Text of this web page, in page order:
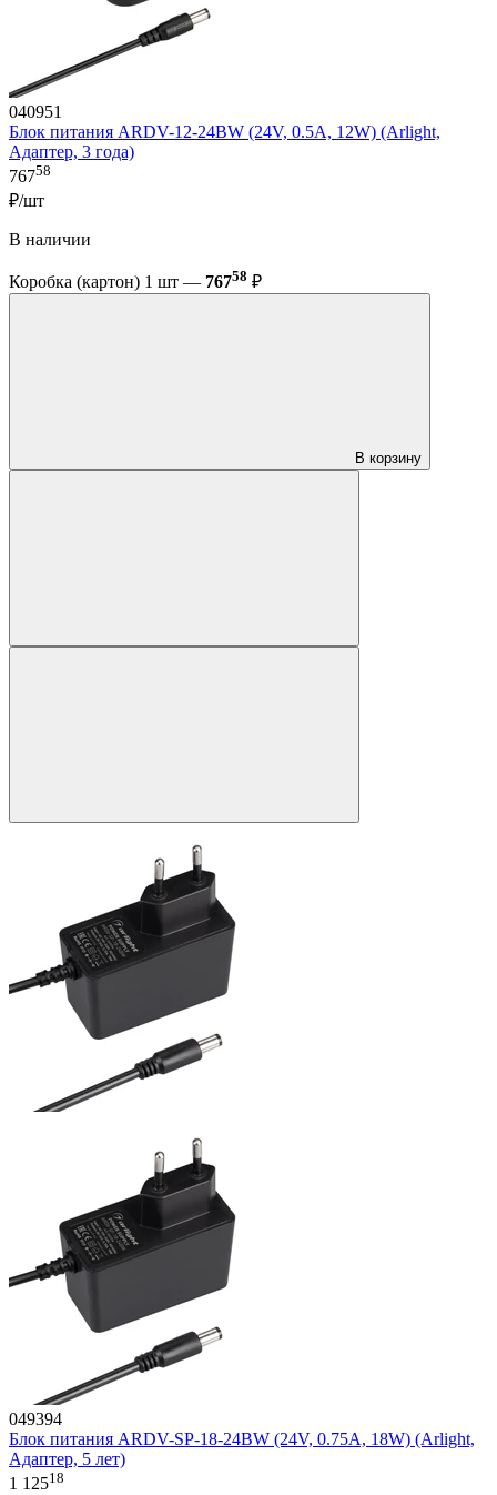
040951
Блок питания ARDV-12-24BW (24V, 0.5A, 12W) (Arlight,
Адаптер, 3 года)
76758
₽/шт
В наличии
Коробка (картон) 1 шт — 76758 ₽
В корзину
049394
Блок питания ARDV-SP-18-24BW (24V, 0.75A, 18W) (Arlight,
Адаптер, 5 лет)
1 12518